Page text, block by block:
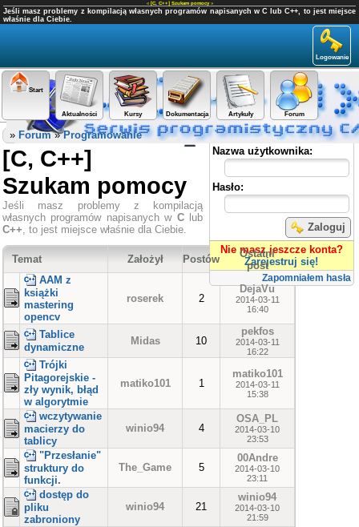
« [C, C++] Szukam pomocy»
Jeśli masz problemy z kompilacją własnych programów napisanych w C lub C++, to jest miejsce
właśnie dla Ciebie.
Logowanie
Start
Aktualności Kursy Dokumentacja Artykuły Forum
Panel użytkownika
Nazwa użytkownika:
Hasło:
Zaloguj
Nie masz jeszcze konta?
Zarejestruj się!
Zapomniałem hasła
» Forum»Programowanie
[C, C++]
Szukam pomocy
Jeśli masz problemy z kompilacją
własnych programów napisanych w Club
C++, to jest miejsce właśnie dla Ciebie.
Temat Założył Postów
Ostatni
post
AAM z
książki
mastering
opencv
roserek 2
DejaVu
2014-03-11
16:40
Tablice
dynamiczne
Midas 10
pekfos
2014-03-11
16:22
Trójki
Pitagorejskie -
zły wynik, błąd
w algorytmie
matiko101 1
matiko101
2014-03-11
15:38
wczytywanie
macierzy do
tablicy
winio94 4
OSA_PL
2014-03-10
23:53
"Przesłanie"
struktury do
funkcji.
The_Game 5
00Andre
2014-03-10
23:11
dostęp do
pliku
zabroniony
winio94 21
winio94
2014-03-10
21:59